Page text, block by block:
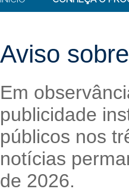
Aviso
Em
publicidade
públicos nos
notícias
de 2026.